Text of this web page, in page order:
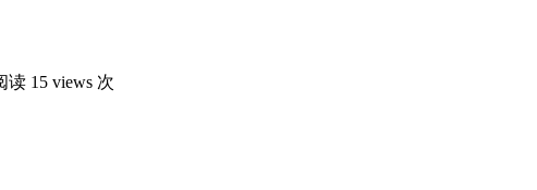
读 15 views 次